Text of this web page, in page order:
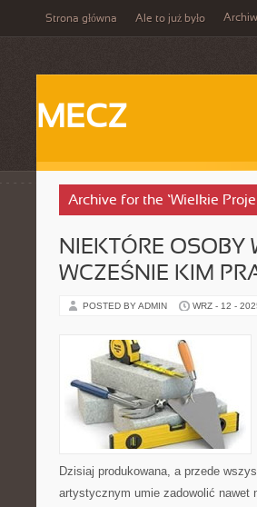
Strona główna Ale to już było
MECZ
Archive for the ‘Wielkie
NIEKTÓRE OSOBY
WCZEŚNIE KIM
POSTED BY ADMIN WRZ - 12 -
Dzisiaj produkowana, a przede
artystycznym umie zadowolić nawet